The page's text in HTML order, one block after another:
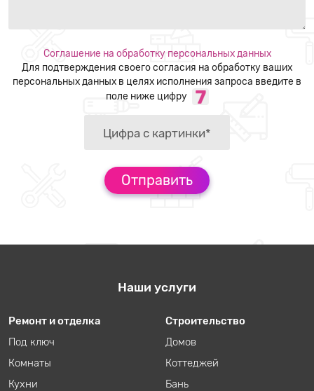
Соглашение на обработку персональных данных
Для подтверждения своего согласия на обработку ваших
персональных данных в целях исполнения запроса введите в
поле ниже цифру
Наши услуги
Ремонт и отделка
Под ключ
Комнаты
Кухни
Строительство
Домов
Коттеджей
Бань